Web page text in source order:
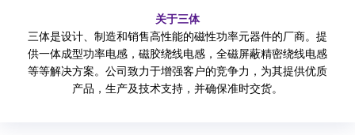
关于三体
三体是设计、制造和销售高性能的磁性功率元器件的厂商。提
供一体成型功率电感，磁胶绕线电感，全磁屏蔽精密绕线电感
等等解决方案。公司致力于增强客户的竞争力，为其提供优质
产品，生产及技术支持，并确保准时交货。